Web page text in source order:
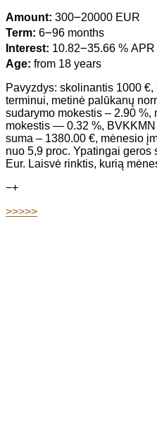
Amount: 300౼20000 EUR
Term: 6౼96 months
Interest: 10.82౼35.66 % APR
Age: from 18 years
Pavyzdys: skolinantis 1000
terminui, metinė palūkanų
sudarymo mokestis – 2.90
mokestis — 0.32 %,
suma – 1380.00 €, mėnesio
nuo 5,9 proc. Ypatingai
Eur. Laisvė rinktis, kurią
−+
>>>>>